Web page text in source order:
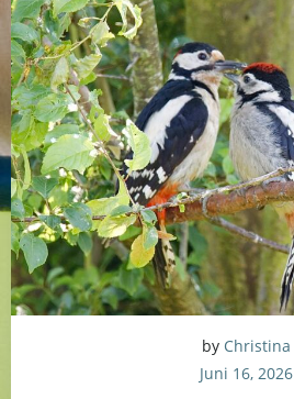
by Christina
Juni 16, 2026